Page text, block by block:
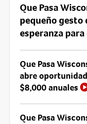
Que Pasa
pequeño gesto
esperanza
Que Pasa
abre
$8,000 anuales
Que Pasa